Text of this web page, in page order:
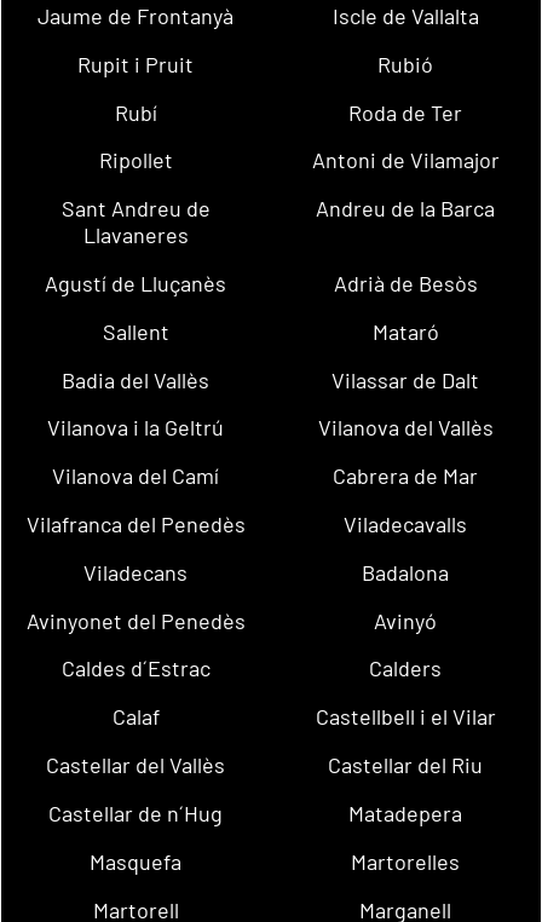
Jaume de Frontanyà
Iscle de Vallalta
Rupit i Pruit
Rubió
Rubí
Roda de Ter
Ripollet
Antoni de Vilamajor
Sant Andreu de
Llavaneres
Andreu de la Barca
Agustí de Lluçanès
Adrià de Besòs
Sallent
Mataró
Badia del Vallès
Vilassar de Dalt
Vilanova i la Geltrú
Vilanova del Vallès
Vilanova del Camí
Cabrera de Mar
Vilafranca del Penedès
Viladecavalls
Viladecans
Badalona
Avinyonet del Penedès
Avinyó
Caldes d´Estrac
Calders
Calaf
Castellbell i el Vilar
Castellar del Vallès
Castellar del Riu
Castellar de n´Hug
Matadepera
Masquefa
Martorelles
Martorell
Marganell